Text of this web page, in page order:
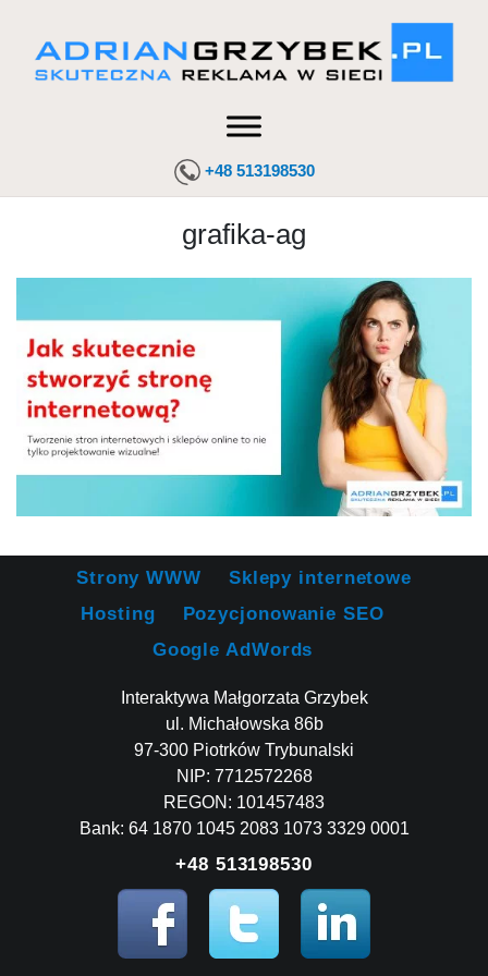
+48 513198530
grafika-ag
Strony WWW
Sklepy internetowe
Hosting
Pozycjonowanie SEO
Google AdWords
Interaktywa Małgorzata Grzybek
ul. Michałowska 86b
97-300 Piotrków Trybunalski
NIP: 7712572268
REGON: 101457483
Bank: 64 1870 1045 2083 1073 3329 0001
+48 513198530